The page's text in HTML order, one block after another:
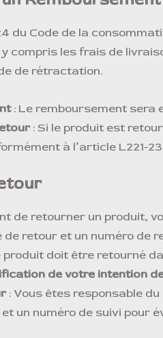
du Code de la
y compris les frais de
de rétractation.
: Le remboursement sera
: Si le produit est
à l’article L221-
de retourner un produit,
retour et un numéro de
produit doit être retourné
de votre intention
: Vous êtes responsable
et un numéro de suivi pour